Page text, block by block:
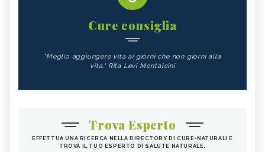
Cure consiglia
"Meglio aggiungere vita ai giorni che non giorni alla
vita." Rita Levi Montalcini
Trova Esperto
EFFETTUA UNA RICERCA NELLA DIRECTORY DI CURE-NATURALI E
TROVA IL TUO ESPERTO DI SALUTE NATURALE.